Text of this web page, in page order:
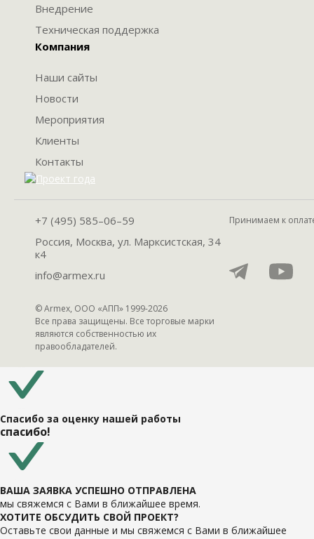
Внедрение
Техническая поддержка
Компания
Наши сайты
Новости
Мероприятия
Клиенты
Контакты
+7 (495) 585–06–59
Россия, Москва, ул. Марксистская, 34
к4
info@armex.ru
© Armex, ООО «АПП» 1999-2026
Все права защищены. Все торговые марки
являются собственностью их
правообладателей.
Принимаем к
Спасибо за оценку нашей работы
спасибо!
ВАША ЗАЯВКА УСПЕШНО ОТПРАВЛЕНА
мы свяжемся с Вами в ближайшее время.
ХОТИТЕ ОБСУДИТЬ СВОЙ ПРОЕКТ?
Оставьте свои данные и мы свяжемся с Вами в ближайшее